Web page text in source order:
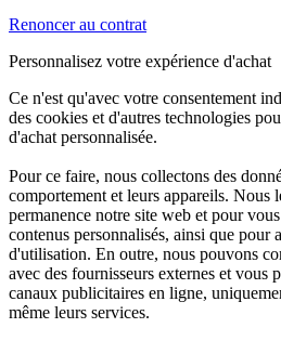
Renoncer au contrat
Personnalisez votre expérience d'achat
Ce n'est qu'avec votre consentement
des cookies et d'autres technologies
d'achat personnalisée.
Pour ce faire, nous collectons des
comportement et leurs appareils. Nous
permanence notre site web et pour
contenus personnalisés, ainsi que pour
d'utilisation. En outre, nous pouvons
avec des fournisseurs externes et vous
canaux publicitaires en ligne,
même leurs services.